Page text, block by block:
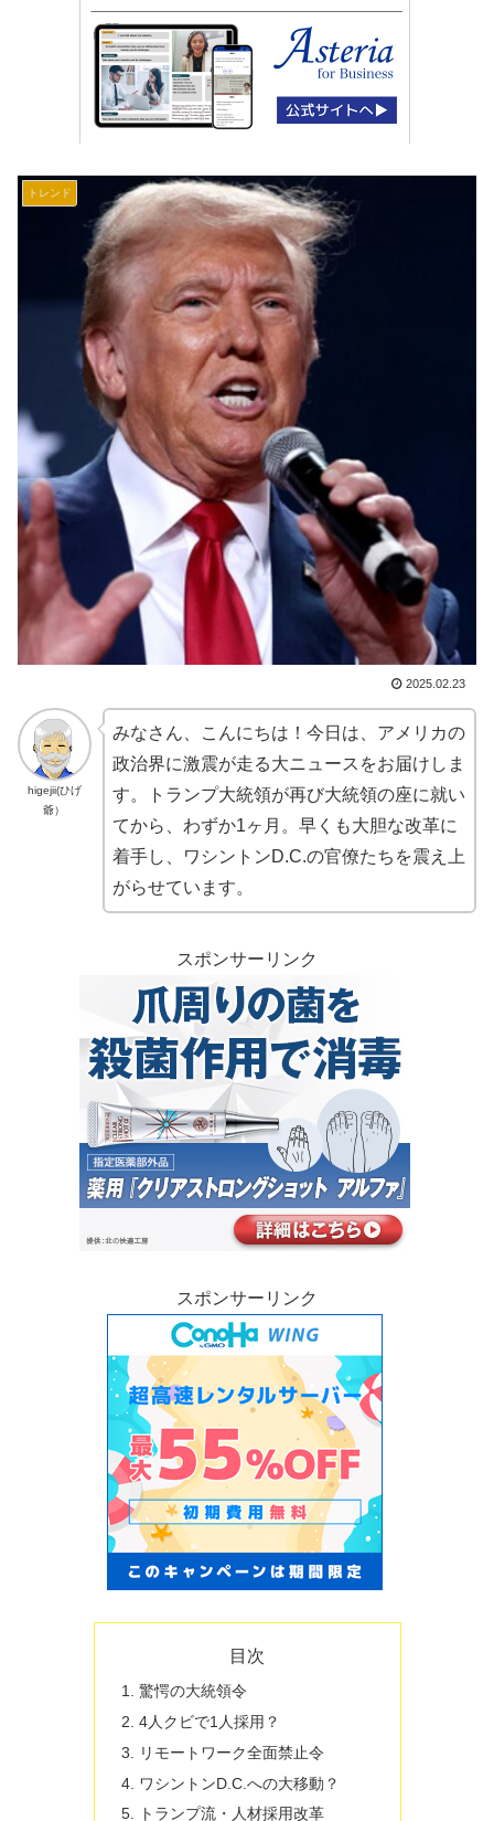
トレンド
2025.02.23
higejii(ひげ
爺）
みなさん、こんにちは！今日は、アメリカの
政治界に激震が走る大ニュースをお届けしま
す。トランプ大統領が再び大統領の座に就い
てから、わずか1ヶ月。早くも大胆な改革に
着手し、ワシントンD.C.の官僚たちを震え上
がらせています。
スポンサーリンク
スポンサーリンク
目次
驚愕の大統領令
4人クビで1人採用？
リモートワーク全面禁止令
ワシントンD.C.への大移動？
トランプ流・人材採用改革